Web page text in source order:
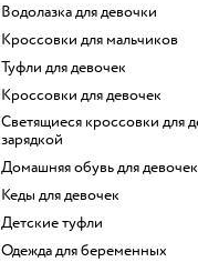
Водолазка для девочки
Кроссовки для мальчиков
Туфли для девочек
Кроссовки для девочек
Светящиеся кроссовки для девочек с
зарядкой
Домашняя обувь для девочек
Кеды для девочек
Детские туфли
Одежда для беременных